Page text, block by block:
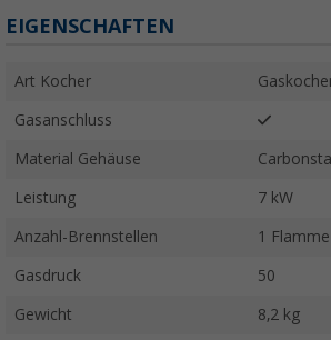
EIGENSCHAFTEN
Art Kocher
Gasanschluss
Material Gehäuse
Leistung 7 kW
Anzahl-Brennstellen 1 Flamme
Gasdruck 50
Gewicht 8,2 kg